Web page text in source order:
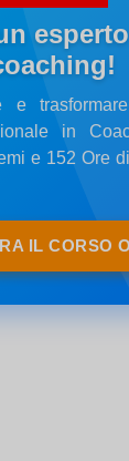
e
in
e 152 Ore
IL CORSO